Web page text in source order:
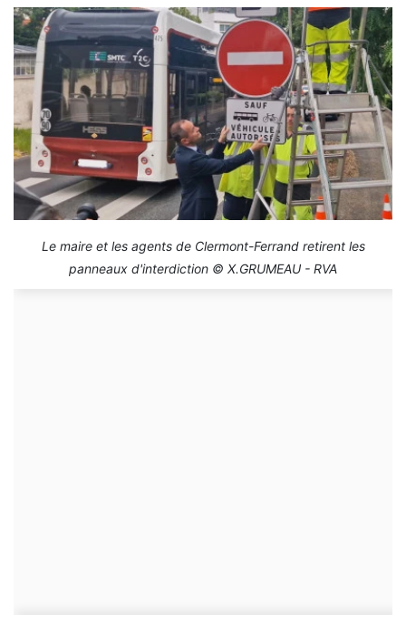
Le maire et les agents de Clermont-Ferrand retirent les
panneaux d'interdiction © X.GRUMEAU - RVA